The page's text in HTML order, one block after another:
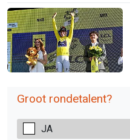
Groot rondetalent?
JA